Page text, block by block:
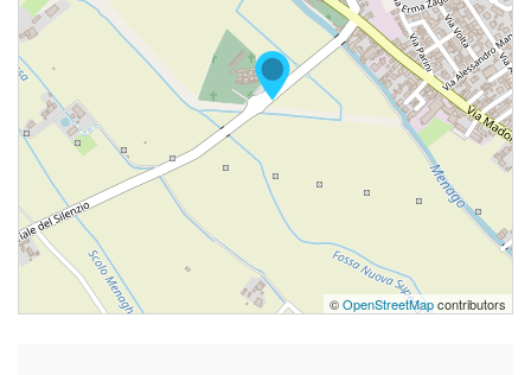
©OpenStreetMapcontributors